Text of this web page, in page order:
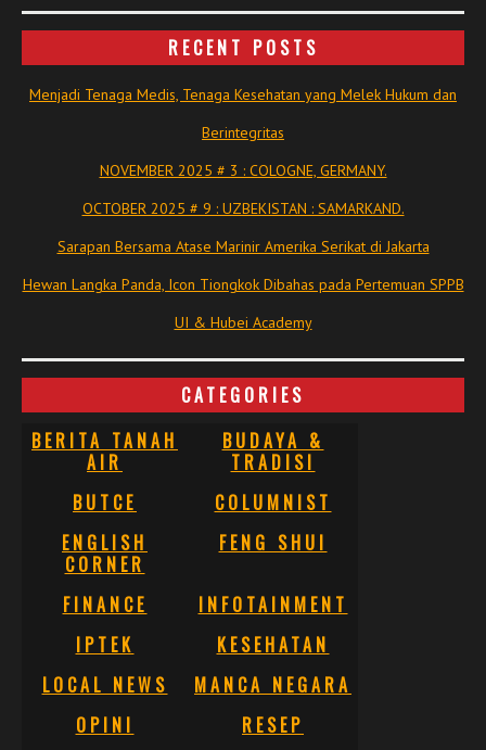
RECENT POSTS
Menjadi Tenaga Medis, Tenaga Kesehatan yang Melek Hukum dan
Berintegritas
NOVEMBER 2025 # 3 : COLOGNE, GERMANY.
OCTOBER 2025 # 9 : UZBEKISTAN : SAMARKAND.
Sarapan Bersama Atase Marinir Amerika Serikat di Jakarta
Hewan Langka Panda, Icon Tiongkok Dibahas pada Pertemuan SPPB
UI & Hubei Academy
CATEGORIES
BERITA TANAH
AIR
BUDAYA &
TRADISI
BUTCE
COLUMNIST
ENGLISH
CORNER
FENG SHUI
FINANCE
INFOTAINMENT
IPTEK
KESEHATAN
LOCAL NEWS
MANCA NEGARA
OPINI
RESEP